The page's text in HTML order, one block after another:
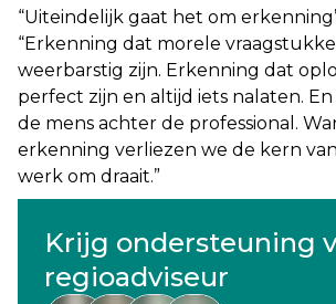
“Uiteindelijk gaat het om erkenning
“Erkenning dat morele
weerbarstig zijn. Erkenning dat
perfect zijn en altijd iets nalaten.
de mens achter de professional.
erkenning verliezen we de kern
werk om draait.”
Krijg ondersteuning
regioadviseur